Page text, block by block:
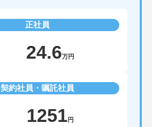
正社員
24.6万円
契約社員・嘱託社員
1251 円